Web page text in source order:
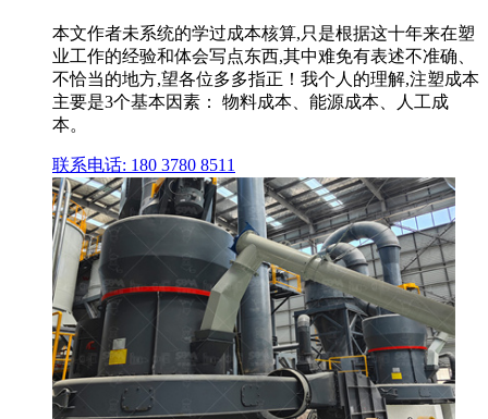
本文作者未系统的学过成本核算,只是根据这十年来在塑
业工作的经验和体会写点东西,其中难免有表述不准确、
不恰当的地方,望各位多多指正！我个人的理解,注塑成本
主要是3个基本因素： 物料成本、能源成本、人工成
本。
联系电话: 180 3780 8511